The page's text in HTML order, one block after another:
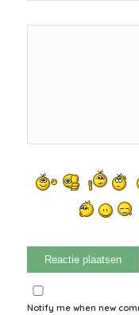
Notify me when new